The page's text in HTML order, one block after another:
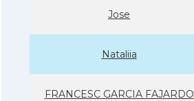
Jose
Nataliia
FRANCESC GARCIA FAJARDO